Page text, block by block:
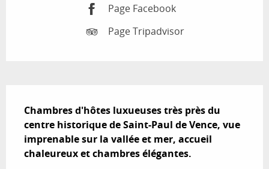
Page Facebook
Page Tripadvisor
Chambres d'hôtes luxueuses très près du
centre historique de Saint-Paul de Vence, vue
imprenable sur la vallée et mer, accueil
chaleureux et chambres élégantes.